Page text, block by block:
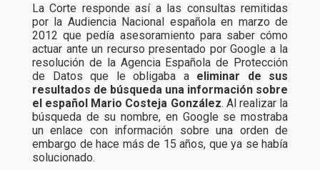
La Corte responde así a las consultas remitidas
por la Audiencia Nacional española en marzo de
2012 que pedía asesoramiento para saber cómo
actuar ante un recurso presentado por Google a la
resolución de la Agencia Española de Protección
de Datos que le obligaba a eliminar de sus
resultados de búsqueda una información sobre
el español Mario Costeja González. Al realizar la
búsqueda de su nombre, en Google se mostraba
un enlace con información sobre una orden de
embargo de hace más de 15 años, que ya se había
solucionado.